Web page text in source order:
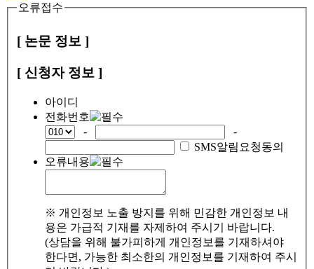
오류접수
[ 논문 정보 ]
[ 신청자 정보 ]
아이디
전화번호
-
-
SMS알림요청동의
오류내용
※ 개인정보 노출 방지를 위해 민감한 개인정보 내
용은 가급적 기재를 자제하여 주시기 바랍니다.
(상담을 위해 불가피하게 개인정보를 기재하셔야
한다면, 가능한 최소한의 개인정보를 기재하여 주시